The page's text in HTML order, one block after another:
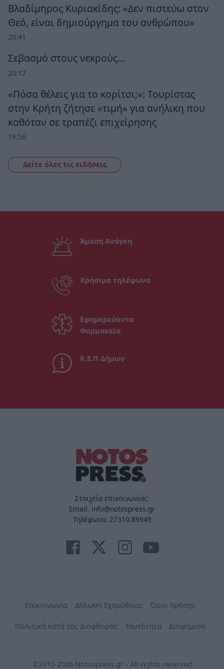
Βλαδίμηρος Κυριακίδης: «Δεν πιστεύω στον
Θεό, είναι δημιούργημα του ανθρώπου»
20:41
Σεβασμό στους νεκρούς…
20:17
«Πόσα θέλεις για το κορίτσι;»: Τουρίστας
στην Κρήτη ζήτησε «τιμή» για ανήλικη που
καθόταν σε τραπέζι επιχείρησης
19:56
Δείτε όλες τις ειδήσεις
Άμεση Ανάγκη
Χρήσιμα τηλέφωνα
Εφημερεύοντα
Φαρμακεία
Κ.Ε.Π Δήμων
Στοιχεία επικοινωνίας:
Email. info@notospress.gr
Τηλέφωνο: 27310.89949
Επικοινωνία Δήλωση Εχεμύθειας Όροι Χρήσης
Πολιτική κατά της Διαφθοράς Ταυτότητα Διαφήμιση
©2010-2026 Notospress.gr - All rights reserved